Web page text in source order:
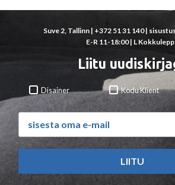
Suve 2, Tallinn | +372 51 31 140|
E-R 11-18:00 | L
Liitu
Disainer Kodu Klient
LIITU